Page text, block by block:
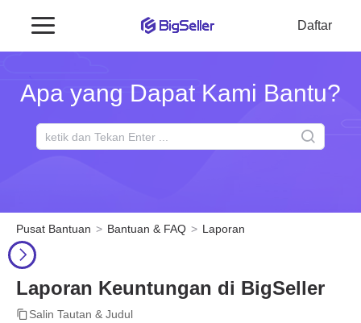
Daftar
Apa yang Dapat Kami Bantu?
Pusat Bantuan Bantuan & FAQ Laporan
Laporan Keuntungan di BigSeller
Salin Tautan & Judul